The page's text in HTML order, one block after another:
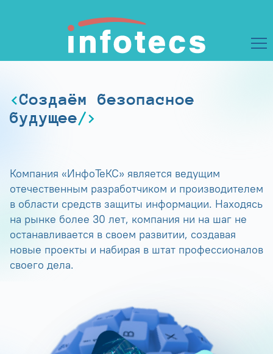
Создаём безопасное
будущее
Компания «ИнфоТеКС» является ведущим
отечественным разработчиком и производителем
в области средств защиты информации. Находясь
на рынке более 30 лет, компания ни на шаг не
останавливается в своем развитии, создавая
новые проекты и набирая в штат профессионалов
своего дела.